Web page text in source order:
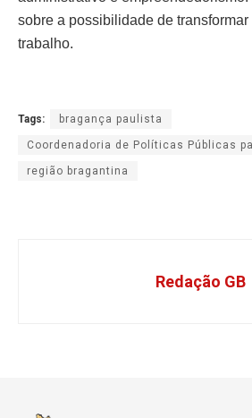
sobre a possibilidade de
trabalho.
Tags: bragança paulista
Coordenadoria de Políticas Públicas
região bragantina
Redação GB